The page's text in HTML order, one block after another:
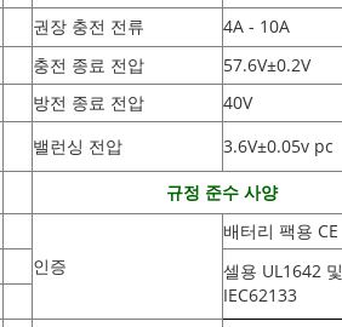
권장 충전 전류
4A - 10A
충전 종료 전압
57.6V±0.2V
방전 종료 전압
40V
밸런싱 전압
3.6V±0.05v pc
규정 준수 사양
인증
배터리 팩용 CE
셀용 UL1642 및
IEC62133